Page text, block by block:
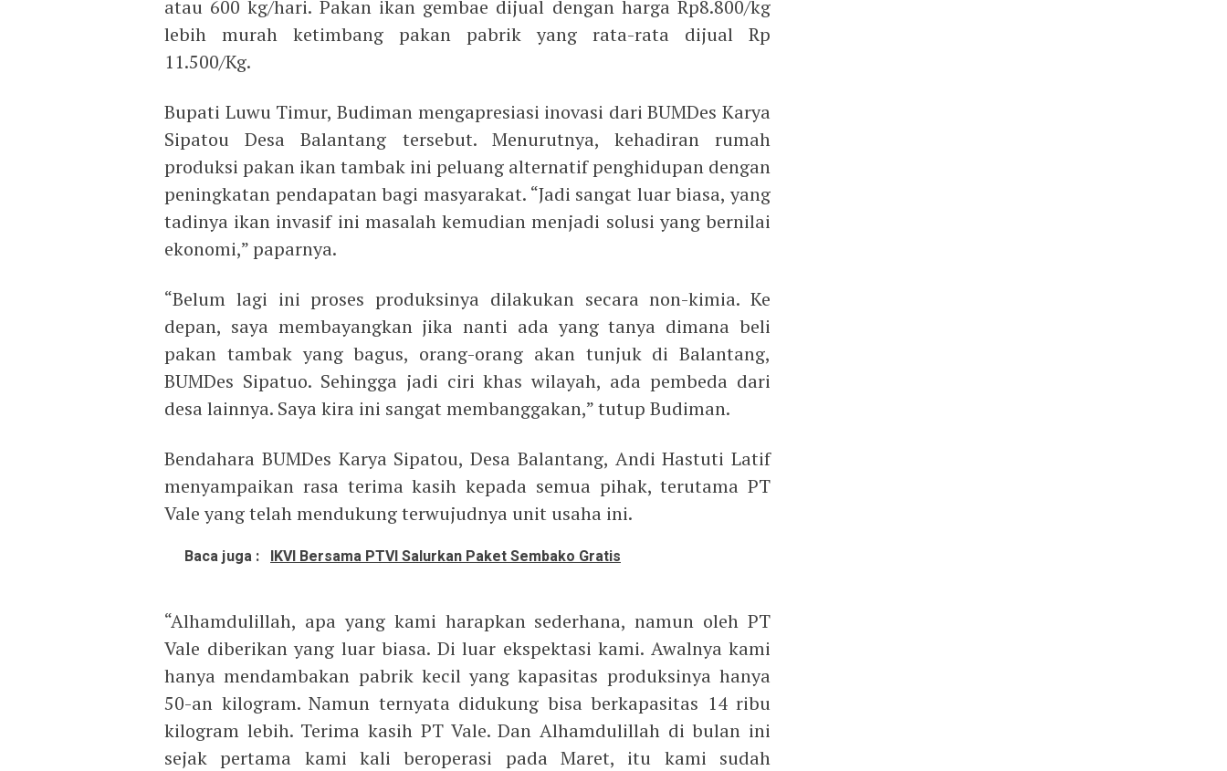
atau 600 kg/hari. Pakan ikan gembae dijual dengan harga Rp8.800/kg
lebih murah ketimbang pakan pabrik yang rata-rata dijual Rp
11.500/Kg.
Bupati Luwu Timur, Budiman mengapresiasi inovasi dari BUMDes Karya
Sipatou Desa Balantang tersebut. Menurutnya, kehadiran rumah
produksi pakan ikan tambak ini peluang alternatif penghidupan dengan
peningkatan pendapatan bagi masyarakat. “Jadi sangat luar biasa, yang
tadinya ikan invasif ini masalah kemudian menjadi solusi yang bernilai
ekonomi,” paparnya.
“Belum lagi ini proses produksinya dilakukan secara non-kimia. Ke
depan, saya membayangkan jika nanti ada yang tanya dimana beli
pakan tambak yang bagus, orang-orang akan tunjuk di Balantang,
BUMDes Sipatuo. Sehingga jadi ciri khas wilayah, ada pembeda dari
desa lainnya. Saya kira ini sangat membanggakan,” tutup Budiman.
Bendahara BUMDes Karya Sipatou, Desa Balantang, Andi Hastuti Latif
menyampaikan rasa terima kasih kepada semua pihak, terutama PT
Vale yang telah mendukung terwujudnya unit usaha ini.
Baca juga : IKVI Bersama PTVI Salurkan Paket Sembako Gratis
“Alhamdulillah, apa yang kami harapkan sederhana, namun oleh PT
Vale diberikan yang luar biasa. Di luar ekspektasi kami. Awalnya kami
hanya mendambakan pabrik kecil yang kapasitas produksinya hanya
50-an kilogram. Namun ternyata didukung bisa berkapasitas 14 ribu
kilogram lebih. Terima kasih PT Vale. Dan Alhamdulillah di bulan ini
sejak pertama kami kali beroperasi pada Maret, itu kami sudah